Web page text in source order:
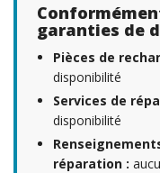
garanties de
Pièces de
disponibilité
Services de
disponibilité
réparation :